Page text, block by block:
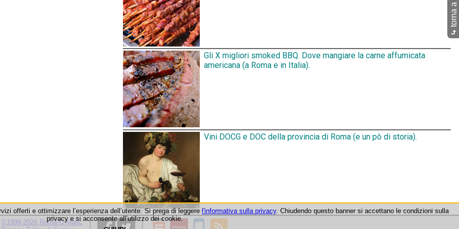
Gli X migliori smoked BBQ. Dove mangiare la carne affumicata
americana (a Roma e in Italia).
Vini DOCG e DOC della provincia di Roma (e un pò di storia).
⤷
©1999-2026 Roma-O-Matic
offerti e ottimizzare l’esperienza dell’utente. Si prega di leggerel'informativa sulla privacy. Chiudendo questo banner si accettano le condizioni sulla
privacy e si acconsente all’utilizzo dei cookie.